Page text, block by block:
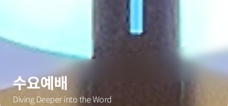
수요예배
Diving Deeper into the Word